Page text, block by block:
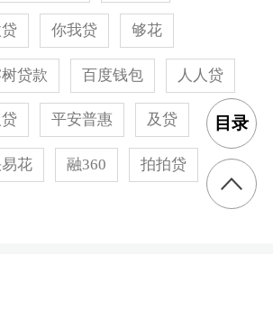
审核通过后当天可以到账
制手机号满6 个月，花呗额度
你我贷 够花
贷款 百度钱包 人人贷
平安普惠 及贷
花 融360 拍拍贷
目录